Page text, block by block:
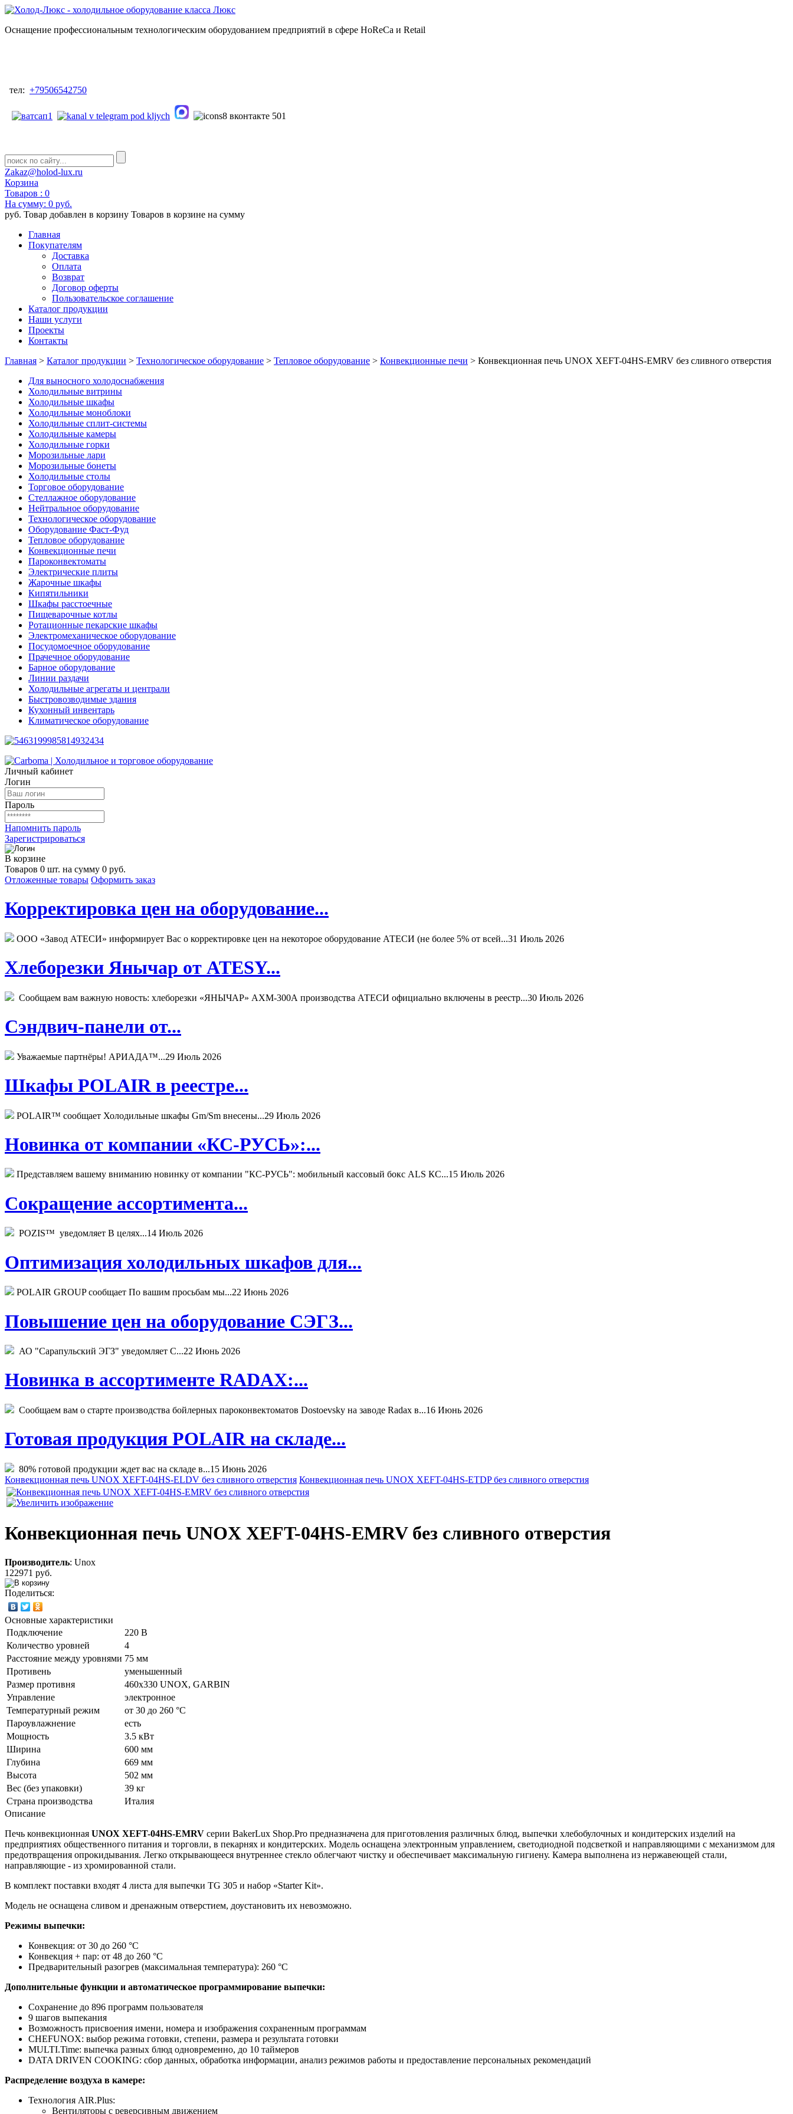
Оснащение профессиональным технологическим оборудованием предприятий в сфере HoReCa и Retail
тел: +79506542750
Zakaz@holod-lux.ru
Корзина
Товаров : 0
На сумму: 0 руб.
руб. Товар добавлен в корзину Товаров в корзине на сумму
Главная
Покупателям
Доставка
Оплата
Возврат
Договор оферты
Пользовательское соглашение
Каталог продукции
Наши услуги
Проекты
Контакты
Главная > Каталог продукции > Технологическое оборудование > Тепловое оборудование > Конвекционные печи > Конвекционная печь UNOX XEFT-04HS-EMRV без сливного отверстия
Для выносного холодоснабжения
Холодильные витрины
Холодильные шкафы
Холодильные моноблоки
Холодильные сплит-системы
Холодильные камеры
Холодильные горки
Морозильные лари
Морозильные бонеты
Холодильные столы
Торговое оборудование
Стеллажное оборудование
Нейтральное оборудование
Технологическое оборудование
Оборудование Фаст-Фуд
Тепловое оборудование
Конвекционные печи
Пароконвектоматы
Электрические плиты
Жарочные шкафы
Кипятильники
Шкафы расстоечные
Пищеварочные котлы
Ротационные пекарские шкафы
Электромеханическое оборудование
Посудомоечное оборудование
Прачечное оборудование
Барное оборудование
Линии раздачи
Холодильные агрегаты и централи
Быстровозводимые здания
Кухонный инвентарь
Климатическое оборудование
Личный кабинет
Логин
Пароль
Напомнить пароль
Зарегистрироваться
В корзине
Товаров 0 шт. на сумму 0 руб.
Отложенные товары Оформить заказ
Корректировка цен на оборудование...
ООО «Завод АТЕСИ» информирует Вас о корректировке цен на некоторое оборудование АТЕСИ (не более 5% от всей...31 Июль 2026
Хлеборезки Янычар от ATESY...
Сообщаем вам важную новость: хлеборезки «ЯНЫЧАР» АХМ-300А производства АТЕСИ официально включены в реестр...30 Июль 2026
Сэндвич-панели от...
Уважаемые партнёры! АРИАДА™...29 Июль 2026
Шкафы POLAIR в реестре...
POLAIR™ сообщает Холодильные шкафы Gm/Sm внесены...29 Июль 2026
Новинка от компании «КС-РУСЬ»:...
Представляем вашему вниманию новинку от компании "КС-РУСЬ": мобильный кассовый бокс ALS КС...15 Июль 2026
Сокращение ассортимента...
POZIS™ уведомляет В целях...14 Июль 2026
Оптимизация холодильных шкафов для...
POLAIR GROUP сообщает По вашим просьбам мы...22 Июнь 2026
Повышение цен на оборудование СЭГЗ...
АО "Сарапульский ЭГЗ" уведомляет С...22 Июнь 2026
Новинка в ассортименте RADAX:...
Сообщаем вам о старте производства бойлерных пароконвектоматов Dostoevsky на заводе Radax в...16 Июнь 2026
Готовая продукция POLAIR на складе...
80% готовой продукции ждет вас на складе в...15 Июнь 2026
Конвекционная печь UNOX XEFT-04HS-ELDV без сливного отверстия Конвекционная печь UNOX XEFT-04HS-ETDP без сливного отверстия
Конвекционная печь UNOX XEFT-04HS-EMRV без сливного отверстия
Производитель: Unox
122971 руб.
Поделиться:
Основные характеристики
Подключение
220 В
Количество уровней
4
Расстояние между уровнями 75 мм
Противень
уменьшенный
Размер противня
460х330 UNOX, GARBIN
Управление
электронное
Температурный режим
от 30 до 260 °С
Пароувлажнение
есть
Мощность
3.5 кВт
Ширина
600 мм
Глубина
669 мм
Высота
502 мм
Вес (без упаковки)
39 кг
Страна производства
Италия
Описание
Печь конвекционная UNOX XEFT-04HS-EMRV серии BakerLux Shop.Pro предназначена для приготовления различных блюд, выпечки хлебобулочных и кондитерских изделий на
предприятиях общественного питания и торговли, в пекарнях и кондитерских. Модель оснащена электронным управлением, светодиодной подсветкой и направляющими с механизмом для
предотвращения опрокидывания. Легко открывающееся внутреннее стекло облегчают чистку и обеспечивает максимальную гигиену. Камера выполнена из нержавеющей стали,
направляющие - из хромированной стали.
В комплект поставки входят 4 листа для выпечки TG 305 и набор «Starter Kit».
Модель не оснащена сливом и дренажным отверстием, доустановить их невозможно.
Режимы выпечки:
Конвекция: от 30 до 260 °C
Конвекция + пар: от 48 до 260 °C
Предварительный разогрев (максимальная температура): 260 °С
Дополнительные функции и автоматическое программирование выпечки:
Сохранение до 896 программ пользователя
9 шагов выпекания
Возможность присвоения имени, номера и изображения сохраненным программам
CHEFUNOX: выбор режима готовки, степени, размера и результата готовки
MULTI.Time: выпечка разных блюд одновременно, до 10 таймеров
DATA DRIVEN COOKING: сбор данных, обработка информации, анализ режимов работы и предоставление персональных рекомендаций
Распределение воздуха в камере:
Технология AIR.Plus:
Вентиляторы с реверсивным движением